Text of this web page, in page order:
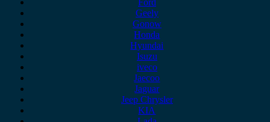
Ford
Geely
Gonow
Honda
Hyundai
Isuzu
iveco
Jaecoo
Jaguar
Jeep Chrysler
KIA